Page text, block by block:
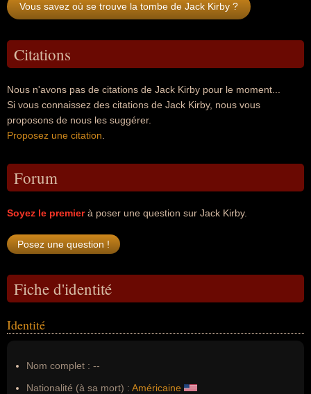
Vous savez où se trouve la tombe de Jack Kirby ?
Citations
Nous n'avons pas de citations de Jack Kirby pour le moment...
Si vous connaissez des citations de Jack Kirby, nous vous
proposons de nous les suggérer.
Proposez une citation
Forum
Soyez le premierà poser une question sur Jack Kirby.
Fiche d'identité
Identité
Nom complet : --
Nationalité (à sa mort) : Américaine